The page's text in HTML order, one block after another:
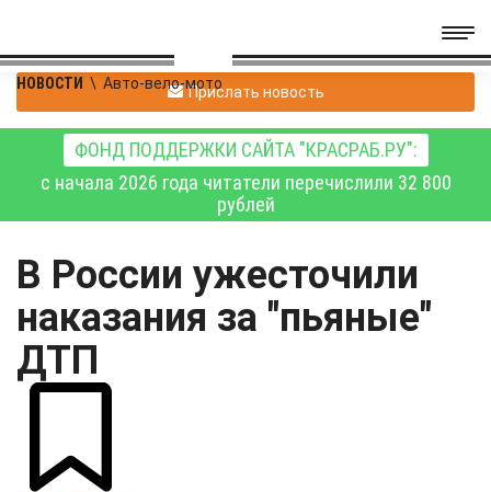
НОВОСТИ \ Авто-вело-мотоПрислать новость
ФОНД ПОДДЕРЖКИ САЙТА "КРАСРАБ.РУ":
с начала 2026 года читатели перечислили 32 800
рублей
В России ужесточили
наказания за "пьяные"
ДТП